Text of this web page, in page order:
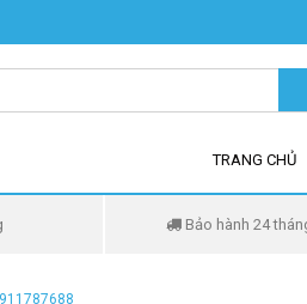
TRANG CHỦ
Bảo hành 24